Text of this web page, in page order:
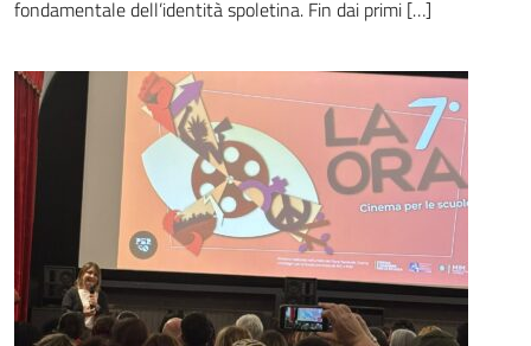
fondamentale dell’identità spoletina. Fin dai primi […]